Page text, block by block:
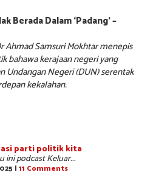
Berada Dalam ‘Padang’ –
Ahmad Samsuri Mokhtar menepis
bahawa kerajaan negeri yang
Undangan Negeri (DUN) serentak
kekalahan.
parti politik kita
ini podcast Keluar...
| 11 Comments